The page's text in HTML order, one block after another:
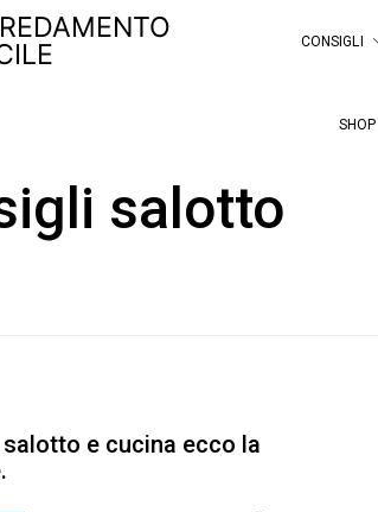
CONSIGLI
SHOP
salotto
salotto e cucina ecco la